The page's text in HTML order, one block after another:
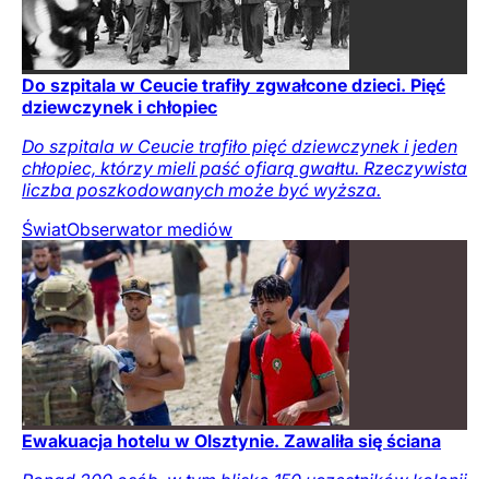
Do szpitala w Ceucie trafiły zgwałcone dzieci. Pięć
dziewczynek i chłopiec
Do szpitala w Ceucie trafiło pięć dziewczynek i jeden
chłopiec, którzy mieli paść ofiarą gwałtu. Rzeczywista
liczba poszkodowanych może być wyższa.
ŚwiatObserwator mediów
Ewakuacja hotelu w Olsztynie. Zawaliła się ściana